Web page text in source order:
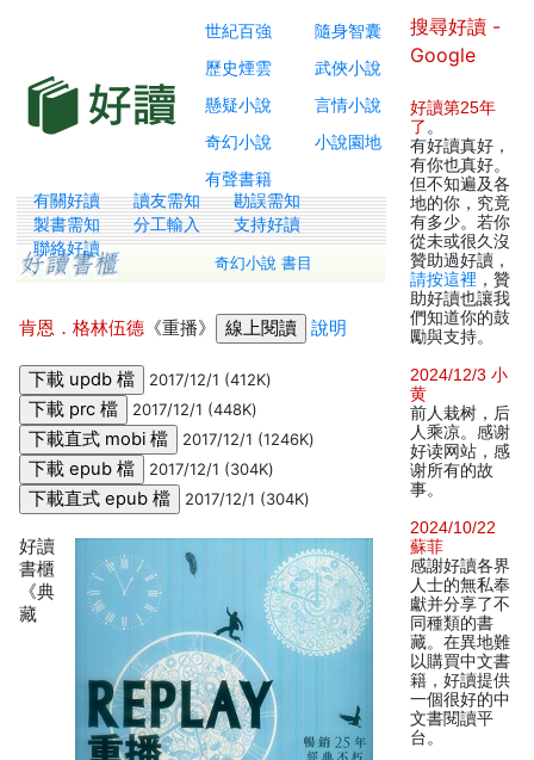
世紀百強
隨身智囊
歷史煙雲
武俠小說
懸疑小說
言情小說
奇幻小說
小說園地
有聲書籍
有關好讀 讀友需知
勘誤需知
製書需知
分工輸入
支持好讀
聯絡好讀
奇幻小說 書目
肯恩．格林伍德 《重播》 說明
2017/12/1 (412K)
2017/12/1 (448K)
2017/12/1 (1246K)
2017/12/1 (304K)
2017/12/1 (304K)
好讀
書櫃
《典
藏
搜尋好讀 -
Google
好讀第25年
了 。
有好讀真好，
有你也真好。
但不知遍及各
地的你，究竟
有多少。若你
從未或很久沒
贊助過好讀，
請按這裡 ，贊
助好讀也讓我
們知道你的鼓
勵與支持。
2024/12/3 小
黄
前人栽树，后
人乘凉。感谢
好读网站，感
谢所有的故
事。
2024/10/22
蘇菲
感謝好讀各界
人士的無私奉
獻并分享了不
同種類的書
藏。在異地難
以購買中文書
籍，好讀提供
一個很好的中
文書閱讀平
台。